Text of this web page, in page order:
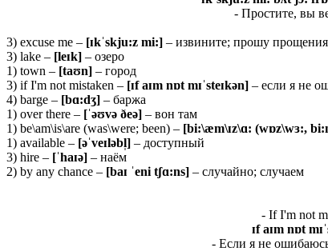
- Простите, вы
3) excuse me – [ɪkˈskju:z mi:] – извините; прошу прощения
3) lake – [leɪk] – озеро
1) town – [taʊn] – город
3) if I'm not mistaken – [ɪf aɪm nɒt mɪˈsteɪkən] – если я не
4) barge – [bɑ:dʒ] – баржа
1) over there – [ˈəʊvə ðeə] – вон там
1) be\am\is\are (was\were; been) – [bi:\æm\ɪz\ɑ: (wɒz\wɜ:,
1) available – [əˈveɪləbl̩] – доступный
3) hire – [ˈhaɪə] – наём
2) by any chance – [baɪ ˈeni tʃɑ:ns] – случайно; случаем
- If I'm not
ɪf aɪm nɒt
- Если я не